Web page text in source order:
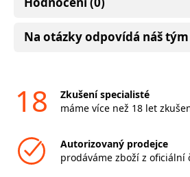
Na otázky odpovídá náš
18
Zkušení specialisté
máme více než 18 let
Autorizovaný prodejce
prodáváme zboží z oficiální